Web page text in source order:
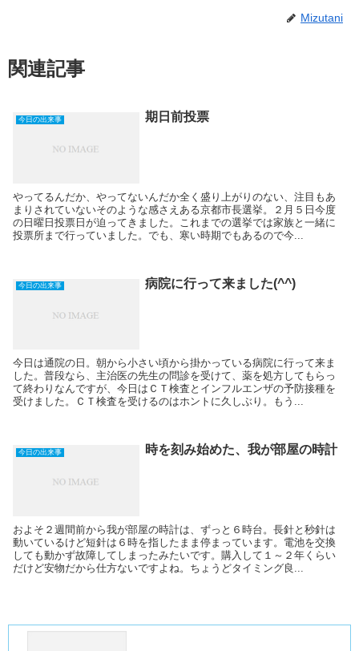
Mizutani
関連記事
今日の出来事 期日前投票
やってるんだか、やってないんだか全く盛り上がりのない、注目もあ
まりされていないそのような感さえある京都市長選挙。２月５日今度
の日曜日投票日が迫ってきました。これまでの選挙では家族と一緒に
投票所まで行っていました。でも、寒い時期でもあるので今...
今日の出来事 病院に行って来ました(^^)
今日は通院の日。朝から小さい頃から掛かっている病院に行って来ま
した。普段なら、主治医の先生の問診を受けて、薬を処方してもらっ
て終わりなんですが、今日はＣＴ検査とインフルエンザの予防接種を
受けました。ＣＴ検査を受けるのはホントに久しぶり。もう...
今日の出来事 時を刻み始めた、我が部屋の時計
およそ２週間前から我が部屋の時計は、ずっと６時台。長針と秒針は
動いているけど短針は６時を指したまま停まっています。電池を交換
しても動かず故障してしまったみたいです。購入して１～２年くらい
だけど安物だから仕方ないですよね。ちょうどタイミング良...